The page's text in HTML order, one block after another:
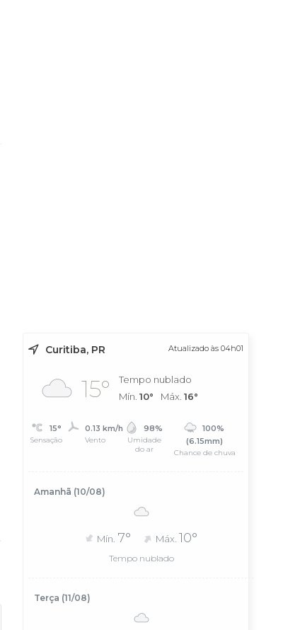
Curitiba, PR Atualizado às 04h01
15°
Tempo nublado
Mín. 10° Máx. 16°
15°
Sensação
0.13 km/h
Vento
98%
Umidade
do ar
100%
(6.15mm)
Chance de chuva
Amanhã (10/08)
Mín. 7° Máx. 10°
Tempo nublado
Terça (11/08)